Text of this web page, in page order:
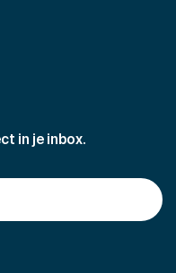
in je inbox.